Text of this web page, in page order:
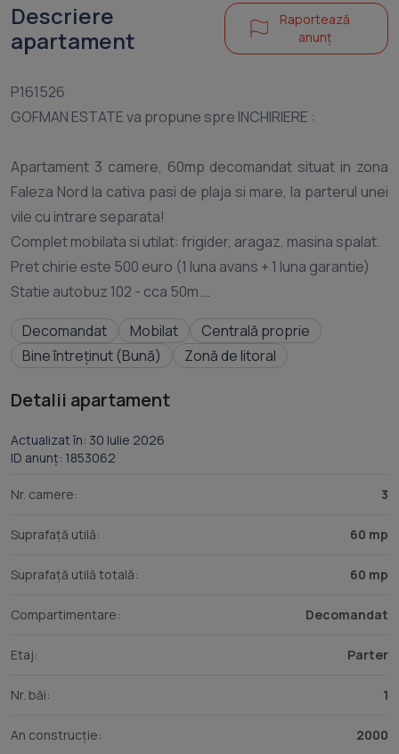
Descriere
apartament
Raportează
anunț
P161526
GOFMAN ESTATE va propune spre INCHIRIERE :
Apartament 3 camere, 60mp decomandat situat in zona
Faleza Nord la cativa pasi de plaja si mare, la parterul unei
vile cu intrare separata!
Complet mobilata si utilat: frigider, aragaz, masina spalat.
Pret chirie este 500 euro (1 luna avans + 1 luna garantie)
Statie autobuz 102 - cca 50m.
Pentru informații suplimentare sau pentru programarea
unei vizionări, nu ezitați să ne contactați. Această
Decomandat Mobilat
Centrală proprie
Bine întreținut (Bună)
Zonă de litoral
Detalii apartament
Actualizat în: 30 Iulie 2026
ID anunț: 1853062
Nr. camere: 3
Suprafață utilă: 60 mp
Suprafață utilă totală: 60 mp
Compartimentare: Decomandat
Etaj: Parter
Nr. băi: 1
An construcție: 2000